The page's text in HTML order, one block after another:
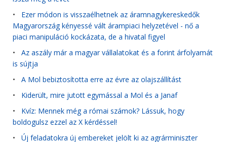
• Ezer módon is visszaélhetnek az áramnagykereskedők
Magyarország kényessé vált árampiaci helyzetével - nő a
piaci manipuláció kockázata, de a hivatal figyel
• Az aszály már a magyar vállalatokat és a forint árfolyamát
is sújtja
• A Mol bebiztosította erre az évre az olajszállítást
• Kiderült, mire jutott egymással a Mol és a Janaf
• Kvíz: Mennek még a római számok? Lássuk, hogy
boldogulsz ezzel az X kérdéssel!
• Új feladatokra új embereket jelölt ki az agrárminiszter